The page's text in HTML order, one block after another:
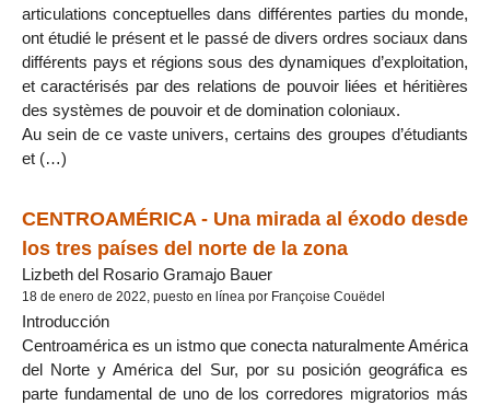
articulations conceptuelles dans différentes parties du monde,
ont étudié le présent et le passé de divers ordres sociaux dans
différents pays et régions sous des dynamiques d’exploitation,
et caractérisés par des relations de pouvoir liées et héritières
des systèmes de pouvoir et de domination coloniaux.
Au sein de ce vaste univers, certains des groupes d’étudiants
et (…)
CENTROAMÉRICA - Una mirada al éxodo desde
los tres países del norte de la zona
Lizbeth del Rosario Gramajo Bauer
18 de enero de 2022, puesto en línea por Françoise Couëdel
Introducción
Centroamérica es un istmo que conecta naturalmente América
del Norte y América del Sur, por su posición geográfica es
parte fundamental de uno de los corredores migratorios más